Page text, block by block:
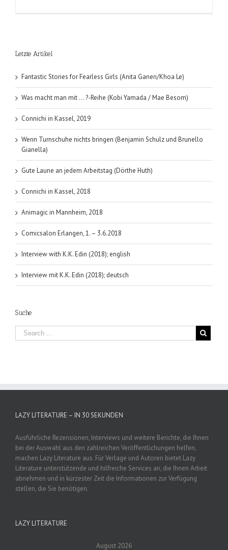
Letzte Artikel
Fantastic Stories for Fearless Girls (Anita Ganeri/Khoa Le)
Was macht man mit … ?-Reihe (Kobi Yamada / Mae Besom)
Connichi in Kassel, 2019
Wenn Turnschuhe nichts bringen (Benjamin Schulz und Brunello
Gianella)
Gute Laune an jedem Arbeitstag (Dörthe Huth)
Connichi in Kassel, 2018
Animagic in Mannheim, 2018
Comicsalon Erlangen, 1. – 3.6.2018
Interview with K.K. Edin (2018); english
Interview mit K.K. Edin (2018); deutsch
Suche
LAZY LITERATURE – IN 30 SEKUNDEN
Ausführliche Rezensionen, Interviews und weitere Berichte, die Ihnen
bei der Auswahl aus den zahlreichen Veröffentlichungen helfen,
machen Lazy Literature aus. Für Verlage und Autoren bietet Lazy
Literature unterstützende und hilfreiche Services an, die Ihnen Arbeit
abnehmen und in kürzester Zeit die Informationen zur Verfügung
stellen, die Sie benötigen.
LAZY LITERATURE
August 2026